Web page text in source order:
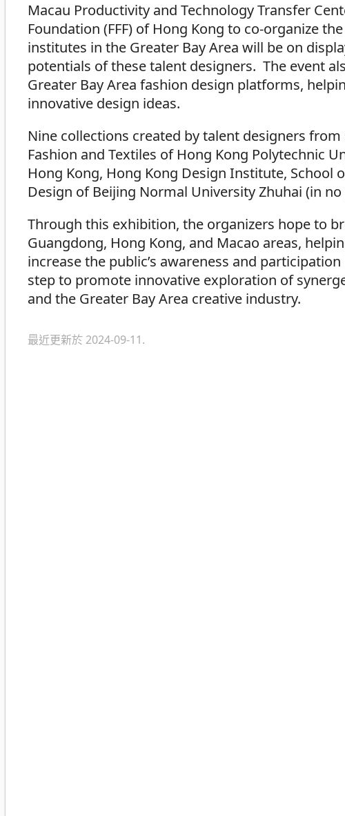
Macau Productivity and Technology Transfer
Foundation (FFF) of Hong Kong to co-organize
institutes in the Greater Bay Area will be on
potentials of these talent designers. The event
Greater Bay Area fashion design platforms,
innovative design ideas.
Nine collections created by talent designers
Fashion and Textiles of Hong Kong Polytechnic
Hong Kong, Hong Kong Design Institute, School
Design of Beijing Normal University Zhuhai (in
Through this exhibition, the organizers hope to
Guangdong, Hong Kong, and Macao areas,
increase the public’s awareness and
step to promote innovative exploration of
and the Greater Bay Area creative industry.
最近更新於 2024-09-11.